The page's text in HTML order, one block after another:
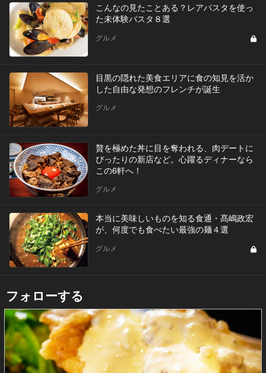
こんなの見たことある？レアパスタを使っ
た未体験パスタ８選
グルメ
目黒の隠れた美食エリアに食の知見を活か
した自由な発想のフレンチが誕生
グルメ
贅を極めた丼に目を奪われる、肉デートに
ぴったりの新店など。心躍るディナーなら
この6軒へ！
グルメ
本当に美味しいものを知る食通・髙嶋政宏
が、何度でも食べたい最強の麺４選
グルメ
フォローする